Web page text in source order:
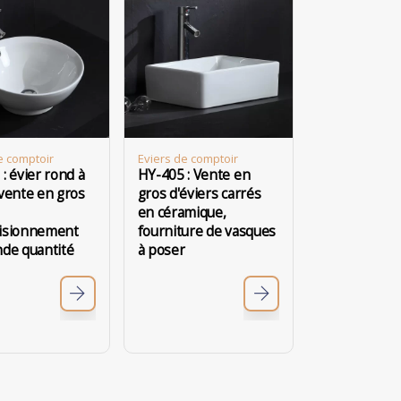
comptoir
évier rond à
en gros
quantité
Eviers de comptoir
HY-405 : Vente en
gros d'éviers carrés
en céramique,
fourniture de vasques
à poser